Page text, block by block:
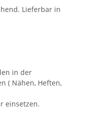
Lieferbar in
in der
( Nähen, Heften,
einsetzen.